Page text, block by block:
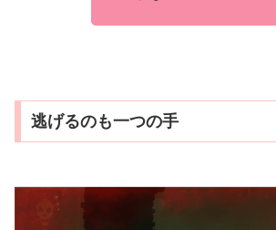
逃げるのも一つの手